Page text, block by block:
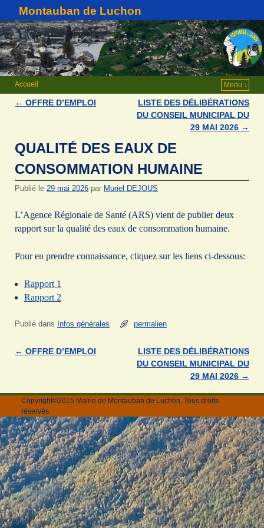
Montauban de Luchon
Accueil Menu ↓
Navigation des articles
← OFFRE D’EMPLOI
LISTE DES DÉLIBÉRATIONS
DU CONSEIL MUNICIPAL DU
29 MAI 2026 →
QUALITÉ DES EAUX DE
CONSOMMATION HUMAINE
Publié le 29 mai 2026 par Muriel DEJOUS
L’Agence Régionale de Santé (ARS) vient de publier deux
rapport sur la qualité des eaux de consommation humaine.
Pour en prendre connaissance, cliquez sur les liens ci-dessous:
Rapport 1
Rapport 2
Publié dans Infos générales permalien
Navigation des articles
← OFFRE D’EMPLOI
LISTE DES DÉLIBÉRATIONS
DU CONSEIL MUNICIPAL DU
29 MAI 2026 →
Copyright©2015 Mairie de Montauban de Luchon. Tous droits
réservés.